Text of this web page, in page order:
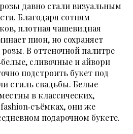
давно стали визуальным
Благодаря сотням
плотная чашевидная
пион, но сохраняет
розы. В оттеночной палитре
сливочные и айвори
подстроить букет под
стиль свадьбы. Белые
в классических,
они же
подарочном букете.